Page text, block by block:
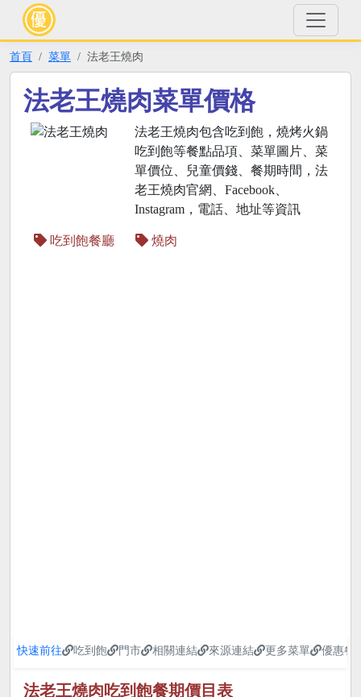
首頁 菜單 法老王燒肉
法老王燒肉菜單價格
法老王燒肉包含吃到飽，燒烤火鍋
吃到飽等餐點品項、菜單圖片、菜
單價位、兒童價錢、餐期時間，法
老王燒肉官網、Facebook、
Instagram，電話、地址等資訊
吃到飽餐廳 燒肉
快速前往 吃到飽 門市 相關連結 來源連結 更多菜單 優惠餐
法老王燒肉吃到飽餐期價目表